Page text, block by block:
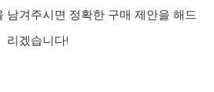
남겨주시면 정확한 구매 제안을 해드
리겠습니다!